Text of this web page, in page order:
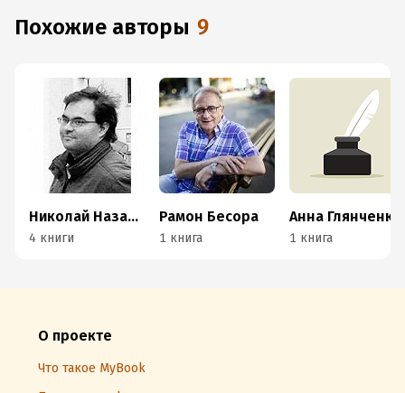
Похожие авторы 9
Николай Назаркин
4 книги
Рамон Бесора
1 книга
Анна Глянченко
1 книга
О проекте
Что такое MyBook